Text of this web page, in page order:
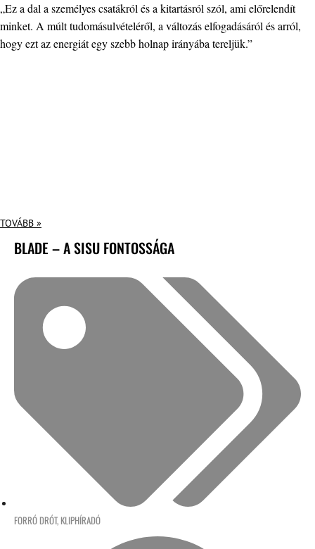
„Ez a dal a személyes csatákról és a kitartásról szól, ami előrelendít
minket. A múlt tudomásulvételéről, a változás elfogadásáról és arról,
hogy ezt az energiát egy szebb holnap irányába tereljük.”
TOVÁBB »
BLADE – A SISU FONTOSSÁGA
FORRÓ DRÓT, KLIPHÍRADÓ